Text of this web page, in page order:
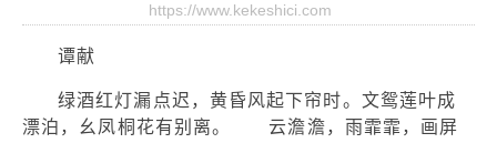
https://www.kekeshici.com
谭献
绿酒红灯漏点迟，黄昏风起下帘时。文鸳莲叶成
漂泊，幺凤桐花有别离。 云澹澹，雨霏霏，画屏